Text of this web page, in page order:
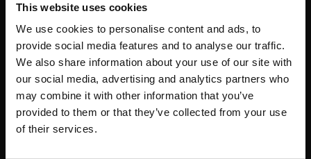
This website uses cookies
We use cookies to personalise content and ads, to
provide social media features and to analyse our traffic.
We also share information about your use of our site with
our social media, advertising and analytics partners who
may combine it with other information that you’ve
provided to them or that they’ve collected from your use
of their services.
einzigartige Kulisse für Kulturbegeisterte. Im
eler Brauhaus erwartet Sie das spektakuläre Musical
Dinner, das die Herzen von Musical-Liebhabern höher
schlagen lässt. Tauchen Sie ein in die Welt der beliebtesten
Klassiker und modernen Musicalhighlights, während Sie
von professionellen Sängern verzaubert werden. Genießen
Sie dabei ein köstliches Mehr-Gänge-Menü und teilen Sie
Ihre Leidenschaft für Musicals und gutes Essen mit